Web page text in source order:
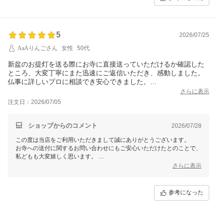
5
2026/07/25
AaAりんごさん
女性 50代
新盆のお提灯を送る際にお寺に直接送っていただけるか確認した
ところ、大変丁寧にまた迅速にご返信いただき、感動しました。
仏事に詳しいプロに相談でき安心できました。
さらに表示
注文日：2026/07/05
ショップからのコメント 2026/07/28
この度は当店をご利用いただきまして誠にありがとうございます。
お寺への送付に関するお問い合わせにもご安心いただけたとのことで、
私どもも大変嬉しく思います。
お客様の大切な仏事に少しでもお力添えができたこと、心より感謝申し
さらに表示
参考になった